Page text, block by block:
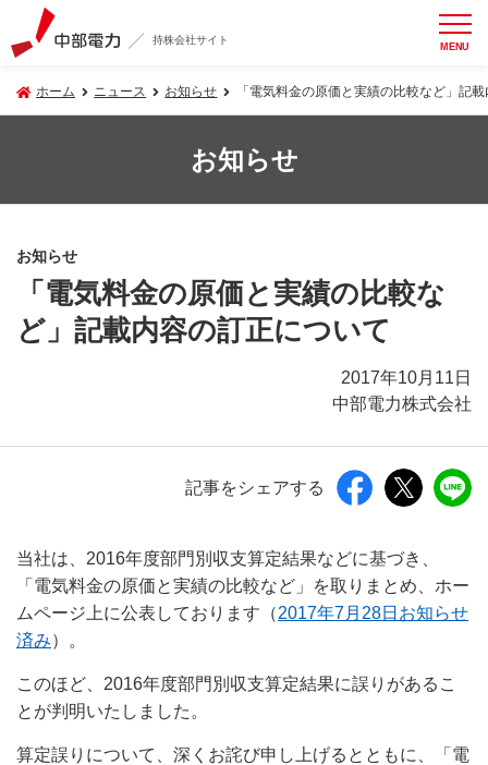
持株会社サイト MENU
ホーム ニュース お知らせ 「電気料金の原価と実績の比較など」記
お知らせ
お知らせ
「電気料金の原価と実績の比較な
ど」記載内容の訂正について
2017年10月11日
中部電力株式会社
記事をシェアする
当社は、2016年度部門別収支算定結果などに基づき、
「電気料金の原価と実績の比較など」を取りまとめ、ホー
ムページ上に公表しております（2017年7月28日お知らせ
済み）。
このほど、2016年度部門別収支算定結果に誤りがあるこ
とが判明いたしました。
算定誤りについて、深くお詫び申し上げるとともに、「電